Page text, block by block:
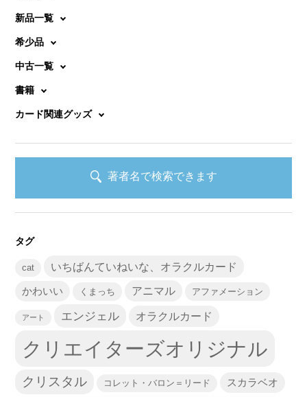
新品一覧
希少品
中古一覧
書籍
カード関連グッズ
著者名で検索できます
タグ
cat いちばんていねいな、オラクルカード
かわいい くまっち アニマル アファメーション
アート エンジェル オラクルカード
クリエイターズオリジナル
クリスタル コレット・バロン＝リード スカラベオ